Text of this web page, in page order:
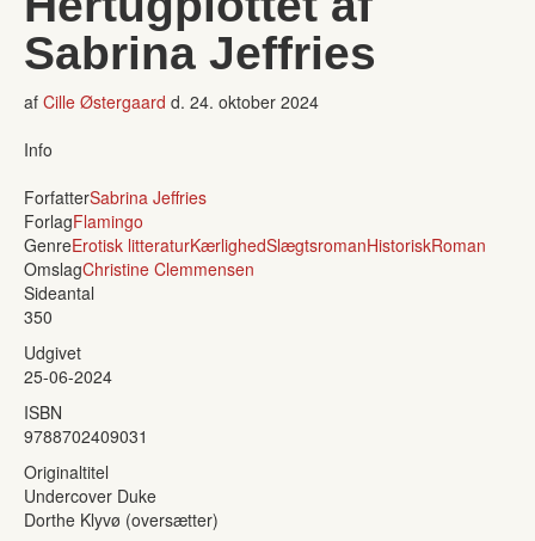
Sabrina Jeffries
af Cille Østergaard d. 24. oktober 2024
Info
ForfatterSabrina Jeffries
ForlagFlamingo
GenreErotisk litteraturKærlighedSlægtsromanHistoriskRoman
OmslagChristine Clemmensen
Sideantal
350
Udgivet
25-06-2024
ISBN
9788702409031
Originaltitel
Undercover Duke
Dorthe Klyvø (oversætter)